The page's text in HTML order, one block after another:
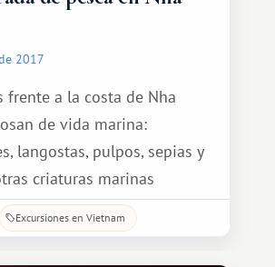
2017
frente a la costa de Nha
de vida marina:
langostas, pulpos, sepias y
criaturas marinas
y del norte. Se puede pescar
desde la orilla con
un yate en los lugares
Excursiones en Vietnam